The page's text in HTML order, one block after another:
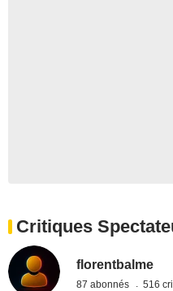
Critiques
florentbalme
87 abonnés 516